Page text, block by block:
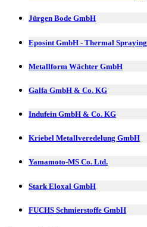
Jürgen Bode GmbH
Eposint GmbH - Thermal Spraying
Metallform Wächter GmbH
Galfa GmbH & Co. KG
Indufein GmbH & Co. KG
Kriebel Metallveredelung GmbH
Yamamoto-MS Co. Ltd.
Stark Eloxal GmbH
FUCHS Schmierstoffe GmbH